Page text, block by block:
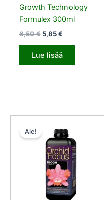
Growth Technology
Formulex 300ml
6,50€ 5,85€
Lue lisää
Ale!
hinta
oli:
7,50 €.
hinta
on:
6,75 €.